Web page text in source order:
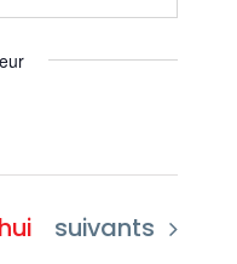
Évènements
suivants